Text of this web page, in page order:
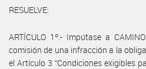
RESUELVE:
ARTÍCULO 1º.- Impútase a
comisión de una infracción a la
el Artículo 3 “Condiciones exigibles